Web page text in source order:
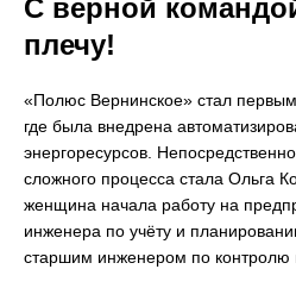
С верной
плечу!
«Полюс Вернинское» стал
где была внедрена
энергоресурсов.
сложного процесса стала Ольга
женщина начала работу на
инженера по учёту и
старшим инженером по контролю